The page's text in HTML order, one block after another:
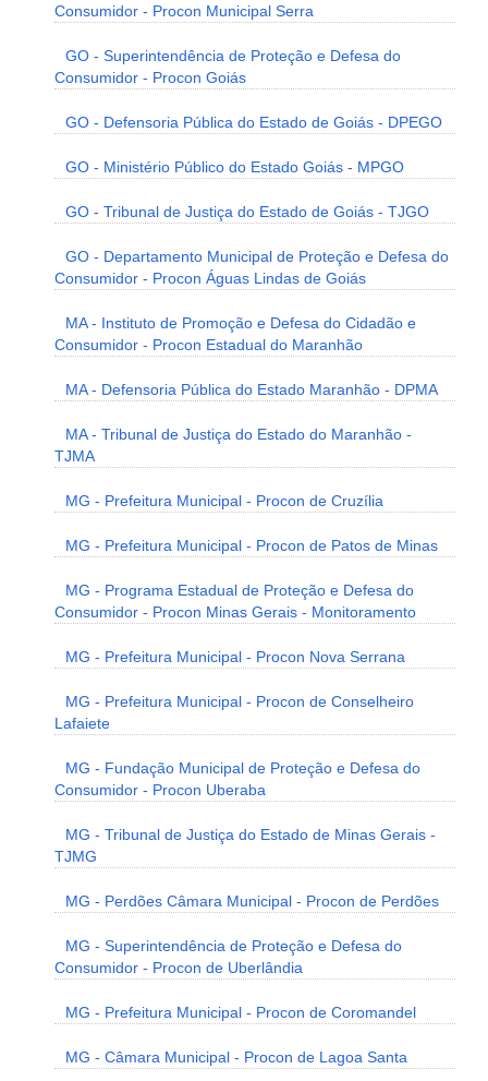
Consumidor - Procon Municipal Serra
GO - Superintendência de Proteção e Defesa do
Consumidor - Procon Goiás
GO - Defensoria Pública do Estado de Goiás - DPEGO
GO - Ministério Público do Estado Goiás - MPGO
GO - Tribunal de Justiça do Estado de Goiás - TJGO
GO - Departamento Municipal de Proteção e Defesa do
Consumidor - Procon Águas Lindas de Goiás
MA - Instituto de Promoção e Defesa do Cidadão e
Consumidor - Procon Estadual do Maranhão
MA - Defensoria Pública do Estado Maranhão - DPMA
MA - Tribunal de Justiça do Estado do Maranhão -
TJMA
MG - Prefeitura Municipal - Procon de Cruzília
MG - Prefeitura Municipal - Procon de Patos de Minas
MG - Programa Estadual de Proteção e Defesa do
Consumidor - Procon Minas Gerais - Monitoramento
MG - Prefeitura Municipal - Procon Nova Serrana
MG - Prefeitura Municipal - Procon de Conselheiro
Lafaiete
MG - Fundação Municipal de Proteção e Defesa do
Consumidor - Procon Uberaba
MG - Tribunal de Justiça do Estado de Minas Gerais -
TJMG
MG - Perdões Câmara Municipal - Procon de Perdões
MG - Superintendência de Proteção e Defesa do
Consumidor - Procon de Uberlândia
MG - Prefeitura Municipal - Procon de Coromandel
MG - Câmara Municipal - Procon de Lagoa Santa